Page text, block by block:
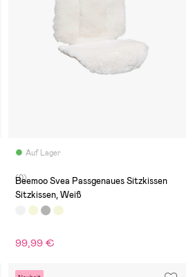
Auf Lager
(0)
Beemoo Svea Passgenaues Sitzkissen
Sitzkissen, Weiß
99,99 €